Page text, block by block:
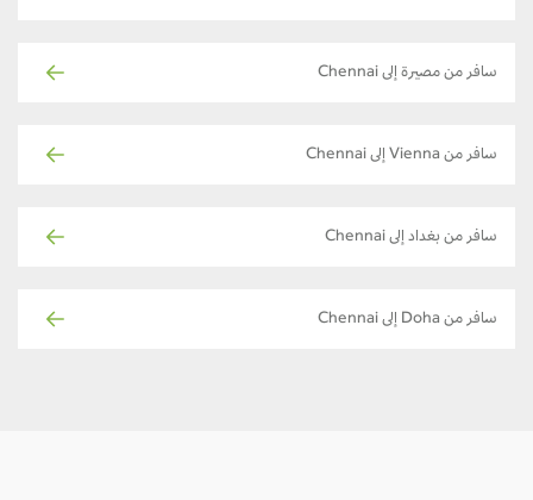
سافر من مصيرة إلى Chennai
سافر من Vienna إلى Chennai
سافر من بغداد إلى Chennai
سافر من Doha إلى Chennai